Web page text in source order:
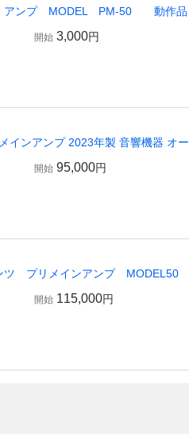
アンプ MODEL PM-50 動作品
開始 3,000円
インアンプ 2023年製 音響機器 オ
開始 95,000円
ツ プリメインアンプ MODEL50
開始 115,000円